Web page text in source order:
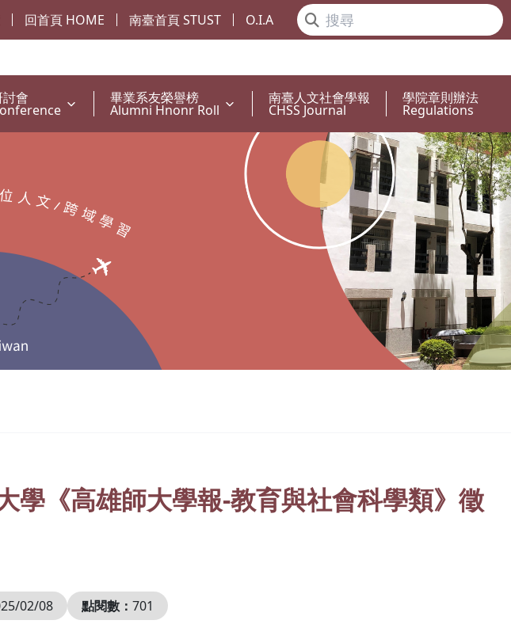
回首頁 HOME 南臺首頁 STUST O.I.A
會 畢業系友榮譽榜
Alumni Hnonr Roll
南臺人文社會學報
CHSS Journal
學院章則辦法
Regulations
學《高雄師大學報-教育與社會科學類》徵
02/08 點閱數： 701